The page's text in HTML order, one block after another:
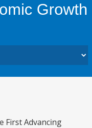
Growth
First Advancing